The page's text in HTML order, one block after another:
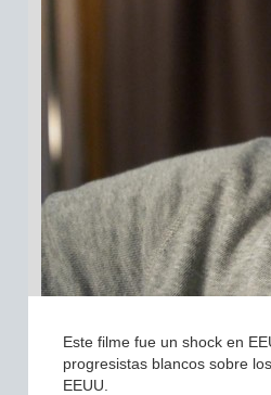
Este filme fue un shock en
progresistas blancos sobre
EEUU.